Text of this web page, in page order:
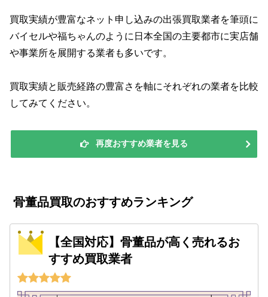
買取実績が豊富なネット申し込みの出張買取業者を筆頭に
バイセルや福ちゃんのように日本全国の主要都市に実店舗
や事業所を展開する業者も多いです。
買取実績と販売経路の豊富さを軸にそれぞれの業者を比較
してみてください。
再度おすすめ業者を見る
骨董品買取のおすすめランキング
【全国対応】骨董品が高く売れるお
すすめ買取業者